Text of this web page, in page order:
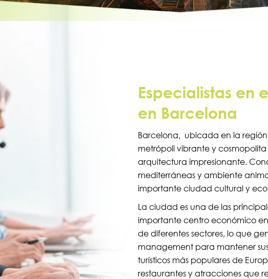
Especialistas en
en Barcelona
Barcelona, ubicada en la
metrópoli vibrante y
arquitectura impresionante.
mediterráneas y ambiente
importante ciudad cultural y
La ciudad es una de las
importante centro económico
de diferentes sectores, lo que
management para mantener
turísticos más populares de
restaurantes y atracciones que